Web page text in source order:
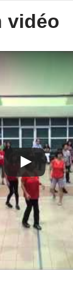
vidéo